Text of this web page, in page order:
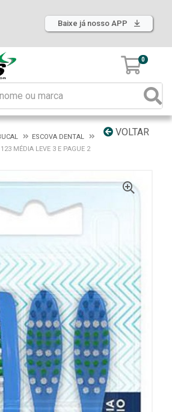
Baixe já nosso APP
0
VOLTAR
ESCOVA DENTAL
MÉDIA LEVE 3 E PAGUE 2